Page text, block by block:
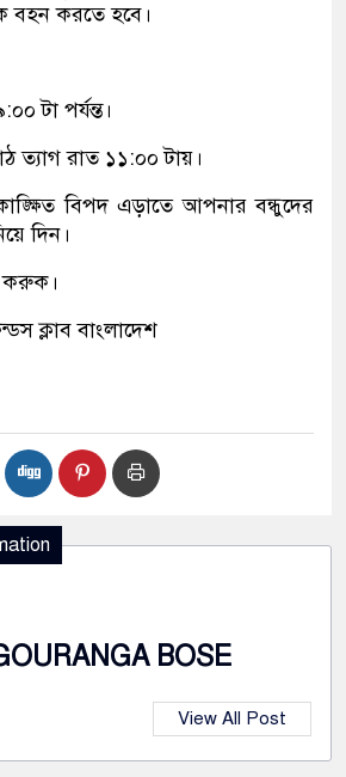
বহন করতে হবে।
টা পর্যন্ত।
ত্যাগ রাত ১১:০০ টায়।
বিপদ এড়াতে আপনার বন্ধুদের
দিন।
করুক।
ক্লাব বাংলাদেশ
BOSE
View All Post